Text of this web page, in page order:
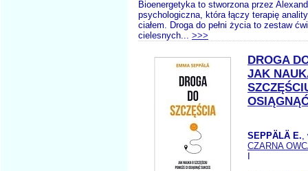
Bioenergetyka to stworzona przez
psychologiczna, która łączy terapię
ciałem. Droga do pełni życia to zestaw
cielesnych... >>>
DROGA
JAK
SEPPÄLÄ E.,
CZARNA